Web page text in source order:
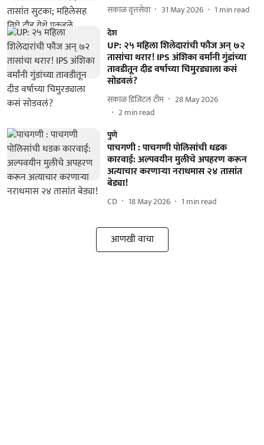
सकाळ वृत्तसेवा 31 May 2026 1 min read
देश
UP: २५ महिला शिलेदारांची फौज अन् ७२
तासांचा थरार! IPS अंशिका वर्मांनी गुंडांच्या
तावडीतून दीड वर्षाच्या चिमुरड्याला कसं
सोडवलं?
सकाळ डिजिटल टीम
28 May 2026
2min read
पुणे
पाचगणी : पाचगणी पोलिसांची धडक
कारवाई: अल्पवयीन मुलीचे अपहरण करून
अत्याचार करणाऱ्या नराधमास २४ तासांत
बेड्या!
CD 18 May 2026 1 min read
आणखी वाचा